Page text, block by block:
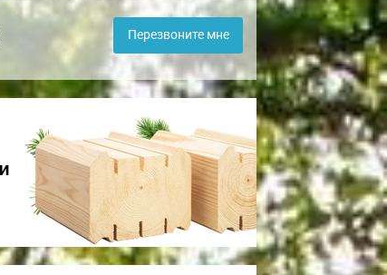
Перезвоните мне